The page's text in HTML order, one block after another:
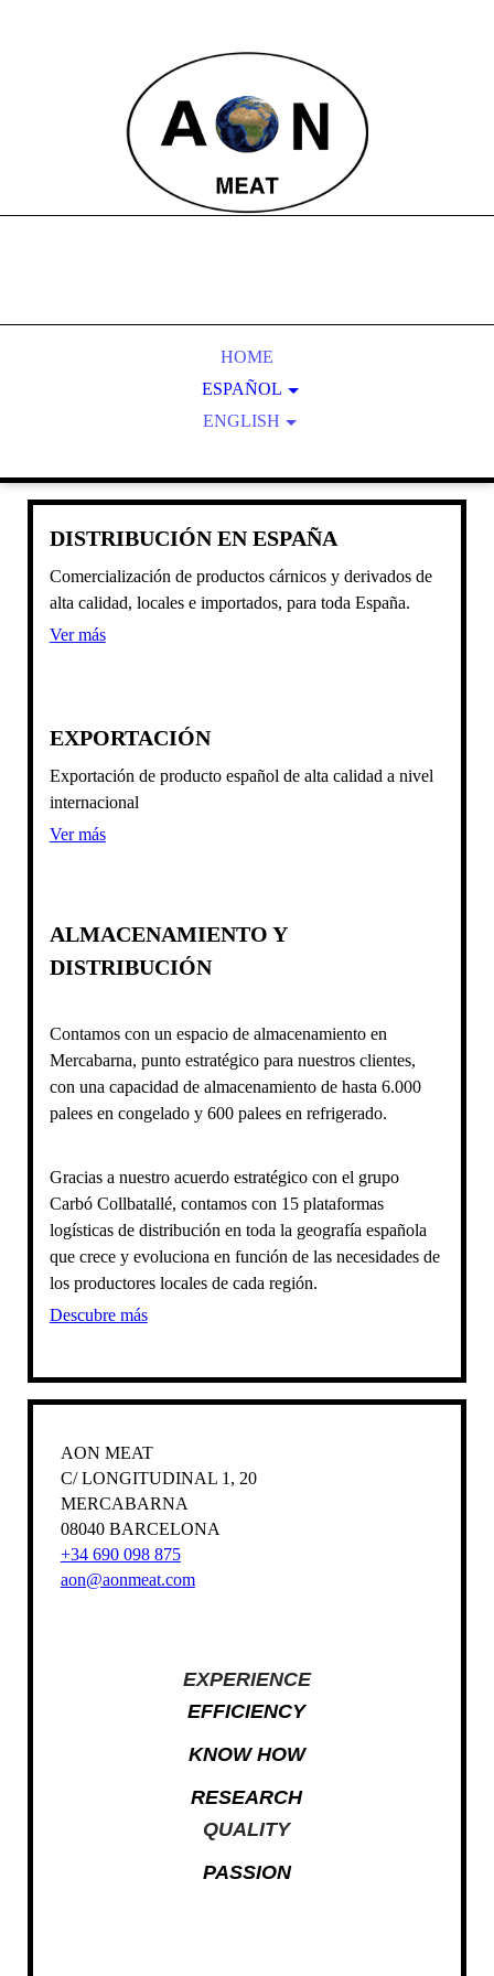
HOME
ESPAÑOL
INICIO
EXPORTACION
EMPRESA
CONTACTO
ENGLISH
BEEF OFFALS
STORAGE AND DISTRIBUTION
COMPANY
CONTACT
DISTRIBUCIÓN EN ESPAÑA
Comercialización de productos cárnicos y derivados de
alta calidad, locales e importados, para toda España.
Ver más
EXPORTACIÓN
Exportación de producto español de alta calidad a nivel
internacional
Ver más
ALMACENAMIENTO Y
DISTRIBUCIÓN
Contamos con un espacio de almacenamiento en
Mercabarna, punto estratégico para nuestros clientes,
con una capacidad de almacenamiento de hasta 6.000
palees en congelado y 600 palees en refrigerado.
Gracias a nuestro acuerdo estratégico con el grupo
Carbó Collbatallé, contamos con 15 plataformas
logísticas de distribución en toda la geografía española
que crece y evoluciona en función de las necesidades de
los productores locales de cada región.
Descubre más
AON MEAT
C/ LONGITUDINAL 1, 20
MERCABARNA
08040 BARCELONA
+34 690 098 875
aon@aonmeat.com
EXPERIENCE
EFFICIENCY
KNOW HOW
RESEARCH
QUALITY
PASSION